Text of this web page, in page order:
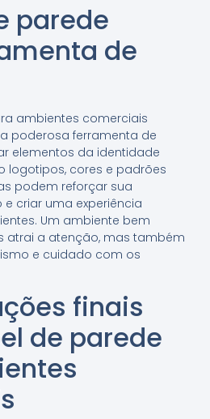
parede
de
ambientes comerciais
poderosa ferramenta de
elementos da identidade
logotipos, cores e padrões
podem reforçar sua
criar uma experiência
Um ambiente bem
atrai a atenção, mas também
e cuidado com os
finais
de parede